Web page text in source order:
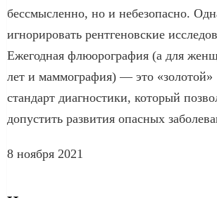
бессмысленно, но и небезопасно.
игнорировать рентгеновские
Ежегодная флюорография (а для
лет и маммография) — это «золотой»
стандарт диагностики, который
допустить развития опасных
8 ноября 2021